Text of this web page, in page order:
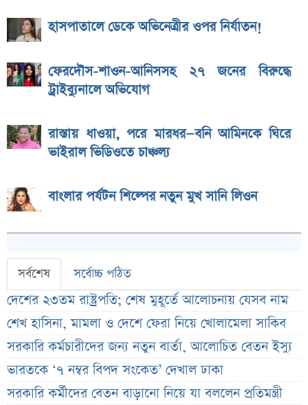
হাসপাতালে ডেকে অভিনেত্রীর ওপর নির্যাতন!
ফেরদৌস-শাওন-আনিসসহ ২৭ জনের বিরুদ্ধে
ট্রাইব্যুনালে অভিযোগ
রাস্তায় ধাওয়া, পরে মারধর—বনি আমিনকে ঘিরে
ভাইরাল ভিডিওতে চাঞ্চল্য
বাংলার পর্যটন শিল্পের নতুন মুখ সানি লিওন
সর্বশেষ সর্বোচ্চ পঠিত
দেশের ২৩তম রাষ্ট্রপতি; শেষ মুহূর্তে আলোচনায় যেসব নাম
শেখ হাসিনা, মামলা ও দেশে ফেরা নিয়ে খোলামেলা সাকিব
সরকারি কর্মচারীদের জন্য নতুন বার্তা, আলোচিত বেতন ইস্যু
ভারতকে ‘৭ নম্বর বিপদ সংকেত’ দেখাল ঢাকা
সরকারি কর্মীদের বেতন বাড়ানো নিয়ে যা বললেন প্রতিমন্ত্রী